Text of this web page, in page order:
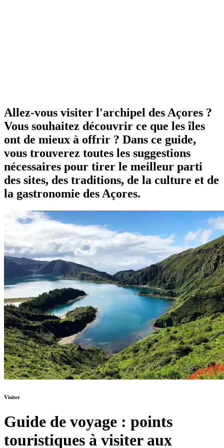
Allez-vous visiter l'archipel des Açores ?
Vous souhaitez découvrir ce que les îles
ont de mieux à offrir ? Dans ce guide,
vous trouverez toutes les suggestions
nécessaires pour tirer le meilleur parti
des sites, des traditions, de la culture et de
la gastronomie des Açores.
Visiter
Guide de voyage : points
touristiques à visiter aux